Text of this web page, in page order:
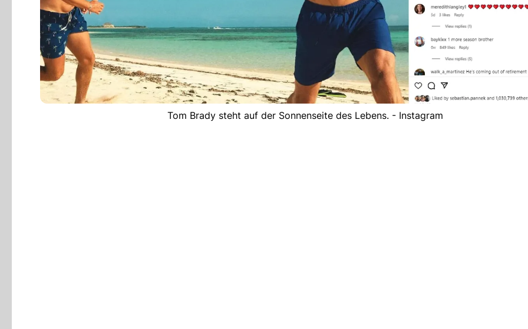
Tom Brady steht auf der Sonnenseite des Lebens. - Instagram